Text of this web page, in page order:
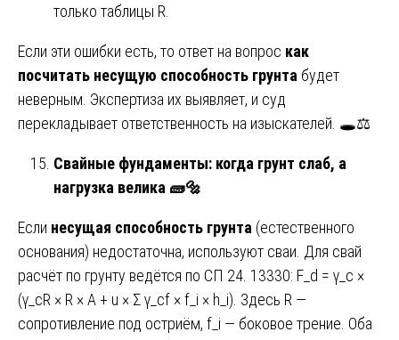
только таблицы R.
Если эти ошибки есть, то ответ на вопрос как
посчитать несущую способность грунта будет
неверным. Экспертиза их выявляет, и суд
перекладывает ответственность на изыскателей. 🕳️⚖️
Свайные фундаменты: когда грунт слаб, а
нагрузка велика 🧱🔩
Если несущая способность грунта (естественного
основания) недостаточна, используют сваи. Для свай
расчёт по грунту ведётся по СП 24. 13330: F_d = γ_c ×
(γ_cR × R × A + u × Σ γ_cf × f_i × h_i). Здесь R —
сопротивление под остриём, f_i — боковое трение. Оба